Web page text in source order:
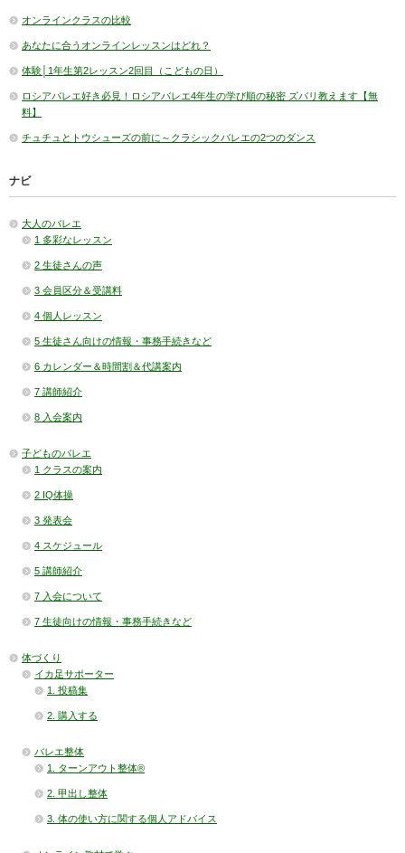
オンラインクラスの比較
あなたに合うオンラインレッスンはどれ？
体験│1年生第2レッスン2回目（こどもの日）
ロシアバレエ好き必見！ロシアバレエ4年生の学び順の秘密 ズバリ教えます【無
料】
チュチュとトウシューズの前に～クラシックバレエの2つのダンス
ナビ
大人のバレエ
1 多彩なレッスン
2 生徒さんの声
3 会員区分＆受講料
4 個人レッスン
5 生徒さん向けの情報・事務手続きなど
6 カレンダー＆時間割＆代講案内
7 講師紹介
8 入会案内
子どものバレエ
1 クラスの案内
2 IQ体操
3 発表会
4 スケジュール
5 講師紹介
7 入会について
7 生徒向けの情報・事務手続きなど
体づくり
イカ足サポーター
1. 投稿集
2. 購入する
バレエ整体
1. ターンアウト整体®
2. 甲出し整体
3. 体の使い方に関する個人アドバイス